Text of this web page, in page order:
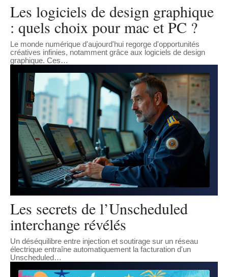
Les logiciels de design graphique
: quels choix pour mac et PC ?
Le monde numérique d'aujourd'hui regorge d'opportunités
créatives infinies, notamment grâce aux logiciels de design
graphique. Ces…
Les secrets de l’Unscheduled
interchange révélés
Un déséquilibre entre injection et soutirage sur un réseau
électrique entraîne automatiquement la facturation d'un
Unscheduled…